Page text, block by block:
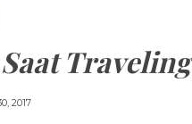
Traveling
2017